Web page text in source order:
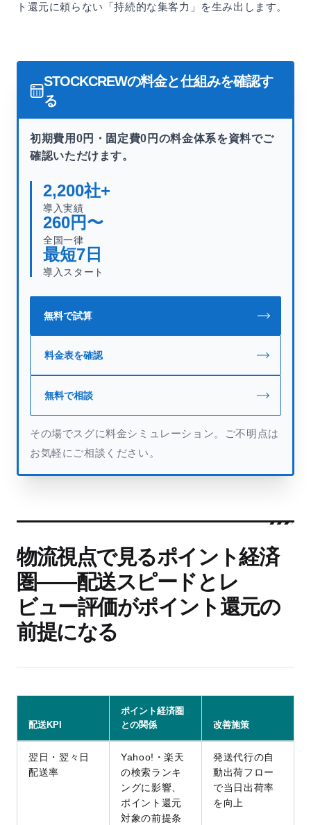
ト還元に頼らない「持続的な集客力」を生み出します。
STOCKCREWの料金と仕組みを確認す
る
初期費用0円・固定費0円の料金体系を資料でご
確認いただけます。
2,200社+
導入実績
260円〜
全国一律
最短7 日
導入スタート
無料で試算
料金表を確認
無料で相談
その場でスグに料金シミュレーション。ご不明点は
お気軽にご相談ください。
物流視点で見るポイント経済
圏——配送スピードとレ
ビュー評価がポイント還元の
前提になる
配送KPI
ポイント経済圏
との関係
改善施策
翌日・翌々日
配送率
Yahoo!・楽天
の検索ランキ
ングに影響、
ポイント還元
対象の前提条
発送代行の自
動出荷フロー
で当日出荷率
を向上